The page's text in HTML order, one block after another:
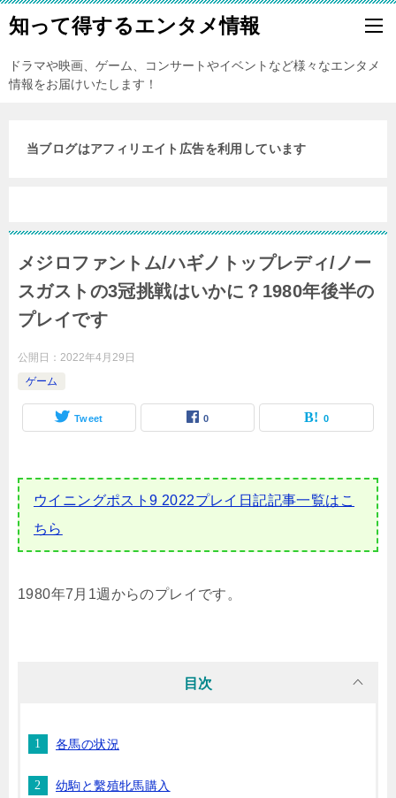
知って得するエンタメ情報
ドラマや映画、ゲーム、コンサートやイベントなど様々なエンタメ
情報をお届けいたします！
当ブログはアフィリエイト広告を利用しています
メジロファントム/ハギノトップレディ/ノー
スガストの3冠挑戦はいかに？1980年後半の
プレイです
公開日： 2022年4月29日
ゲーム
Tweet 0 0
ウイニングポスト9 2022プレイ日記記事一覧はこ
ちら
1980年7月1週からのプレイです。
目次
各馬の状況
幼駒と繫殖牝馬購入